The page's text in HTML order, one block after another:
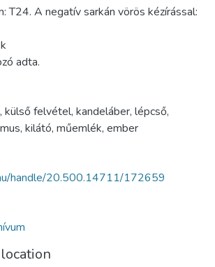
T24. A negatív sarkán vörös kézírással:
adta.
, külső felvétel, kandeláber, lépcső,
, kilátó, műemlék, ember
handle/20.500.14711/172659